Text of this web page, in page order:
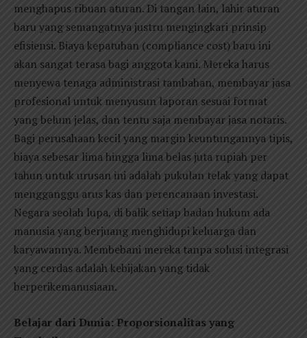
menghapus ribuan aturan. Di tangan lain, lahir aturan
baru yang semangatnya justru mengingkari prinsip
efisiensi. Biaya kepatuhan (compliance cost) baru ini
akan sangat terasa bagi anggota kami. Mereka harus
menyewa tenaga administrasi tambahan, membayar jasa
profesional untuk menyusun laporan sesuai format
yang belum jelas, dan tentu saja membayar jasa notaris.
Bagi perusahaan kecil yang margin keuntungannya tipis,
biaya sebesar lima hingga lima belas juta rupiah per
tahun untuk urusan ini adalah pukulan telak yang dapat
mengganggu arus kas dan perencanaan investasi.
Negara seolah lupa, di balik setiap badan hukum ada
manusia yang berjuang menghidupi keluarga dan
karyawannya. Membebani mereka tanpa solusi integrasi
yang cerdas adalah kebijakan yang tidak
berperikemanusiaan.
Belajar dari Dunia: Proporsionalitas yang